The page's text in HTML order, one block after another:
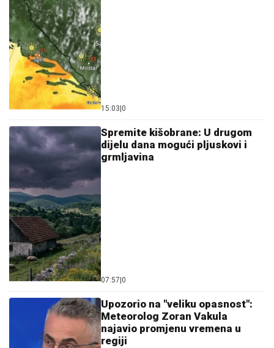
15:03 0
Spremite kišobrane: U drugom
dijelu dana mogući pljuskovi i
grmljavina
07:57 0
Upozorio na "veliku opasnost":
Meteorolog Zoran Vakula
najavio promjenu vremena u
regiji